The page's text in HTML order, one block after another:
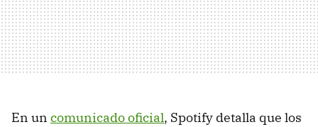
En un comunicado oficial, Spotify detalla que los